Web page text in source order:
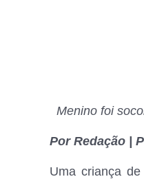
Menino foi
Por Redação |
Uma criança